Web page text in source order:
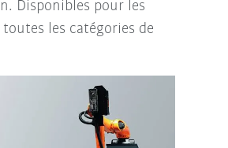
Disponibles pour les
les catégories de